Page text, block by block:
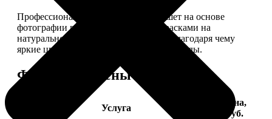
Профессиональный художник напишет на основе
фотографии портрет акриловыми красками на
натуральном холсте. Покроет лаком, благодаря чему
яркие цвета будут радовать вас долгие годы.
Форматы и цены
Услуга
Цена,
руб.